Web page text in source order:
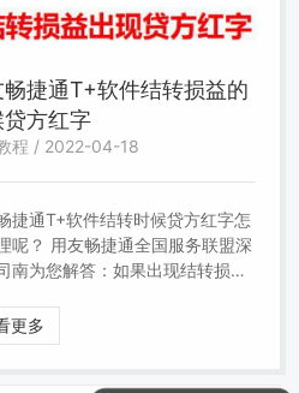
畅捷通T+软件结转损益的
贷方红字
程 / 2022-04-18
捷通T+软件结转时候贷方红字怎
呢？ 用友畅捷通全国服务联盟深
南为您解答：如果出现结转损益
目余额表和明细表 修改错误的凭
就是检查科目的默认方向。修改
更多